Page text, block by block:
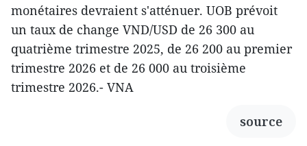
monétaires devraient s'atténuer. UOB prévoit
un taux de change VND/USD de 26 300 au
quatrième trimestre 2025, de 26 200 au premier
trimestre 2026 et de 26 000 au troisième
trimestre 2026.- VNA
source